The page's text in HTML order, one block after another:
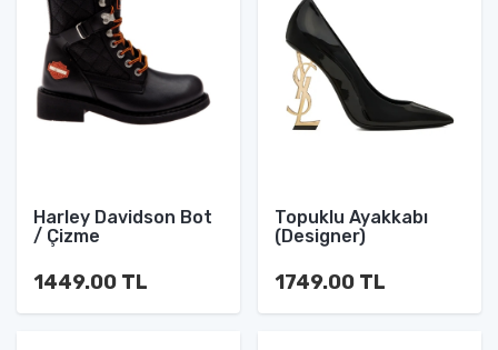
Harley Davidson Bot
/ Çizme
1449.00 TL
Topuklu Ayakkabı
(Designer)
1749.00 TL